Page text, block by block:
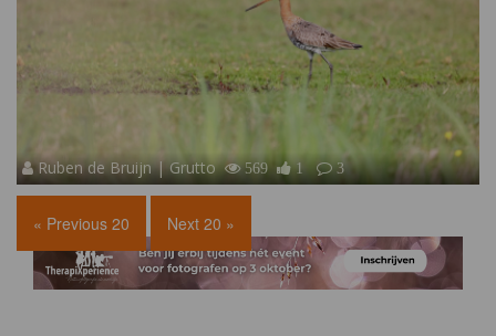
Ruben de Bruijn | Grutto 569 1 3
« Previous 20 Next 20 »